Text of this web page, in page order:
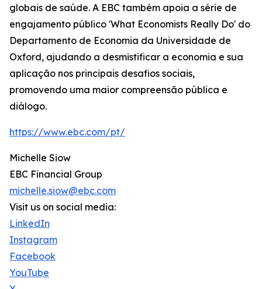
globais de saúde. A EBC também apoia a série de
engajamento público 'What Economists Really Do' do
Departamento de Economia da Universidade de
Oxford, ajudando a desmistificar a economia e sua
aplicação nos principais desafios sociais,
promovendo uma maior compreensão pública e
diálogo.
https://www.ebc.com/pt/
Michelle Siow
EBC Financial Group
michelle.siow@ebc.com
Visit us on social media:
LinkedIn
Instagram
Facebook
YouTube